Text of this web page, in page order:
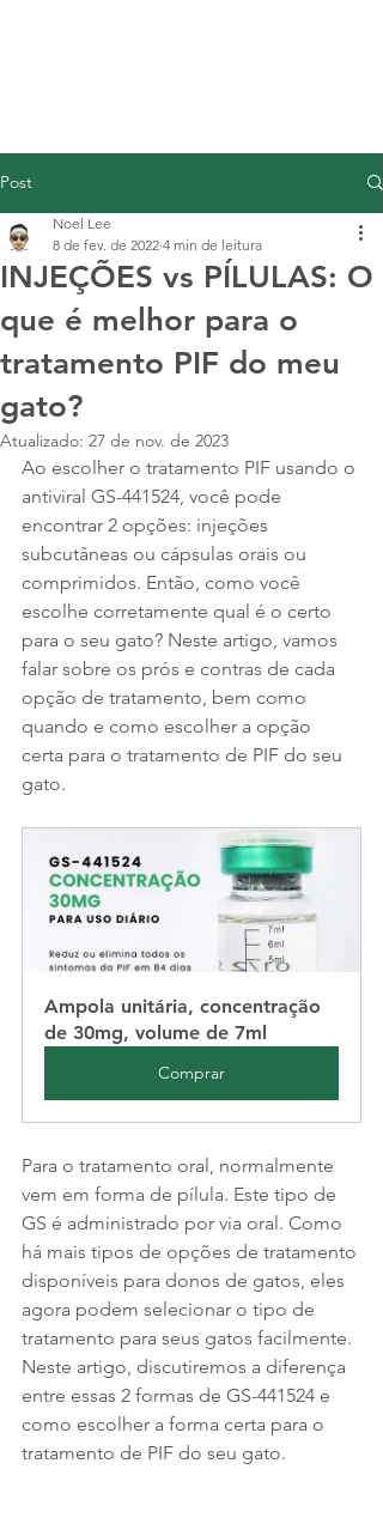
Post
INJEÇÕES vs PÍLULAS: O
que é melhor para o
tratamento PIF do meu
gato?
Noel Lee
8 de fev. de 2022 4 min de leitura
Atualizado: 27 de nov. de 2023
Ao escolher o tratamento PIF usando o
antiviral GS-441524, você pode
encontrar 2 opções: injeções
subcutâneas ou cápsulas orais ou
comprimidos. Então, como você
escolhe corretamente qual é o certo
para o seu gato? Neste artigo, vamos
falar sobre os prós e contras de cada
opção de tratamento, bem como
quando e como escolher a opção
certa para o tratamento de PIF do seu
gato.
Ampola unitária, concentração
de 30mg, volume de 7ml
Comprar
Para o tratamento oral, normalmente
vem em forma de pílula. Este tipo de
GS é administrado por via oral. Como
há mais tipos de opções de tratamento
disponíveis para donos de gatos, eles
agora podem selecionar o tipo de
tratamento para seus gatos facilmente.
Neste artigo, discutiremos a diferença
entre essas 2 formas de GS-441524 e
como escolher a forma certa para o
tratamento de PIF do seu gato.